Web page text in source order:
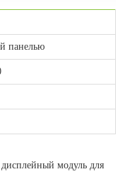
панелью
модуль для